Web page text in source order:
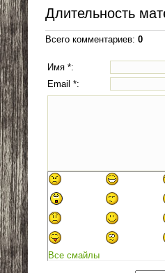
Длительность
Всего комментариев: 0
Имя *:
Email *:
Все смайлы